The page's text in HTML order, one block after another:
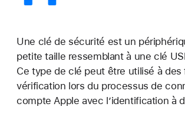
Une clé de sécurité est un
petite taille ressemblant à une clé
Ce type de clé peut être utilisé à des
vérification lors du processus de
compte Apple avec l’identification à